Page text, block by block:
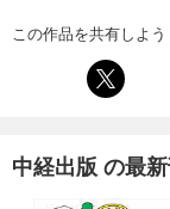
この作品を共有しよう
中経出版 の最